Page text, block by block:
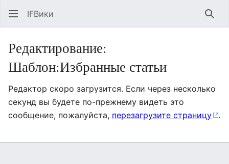
IFВики
Редактирование:
Шаблон:Избранные статьи
Редактор скоро загрузится. Если через несколько
секунд вы будете по-прежнему видеть это
сообщение, пожалуйста, перезагрузите страницу .